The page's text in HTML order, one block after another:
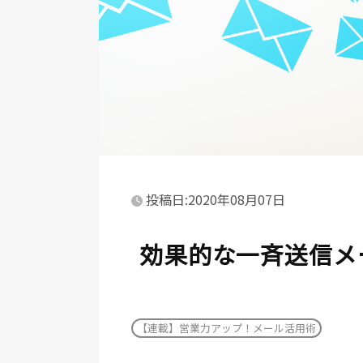
投稿日:2020年08月07日
効果的な一斉送信
【連載】営業力アップ！メール活用術